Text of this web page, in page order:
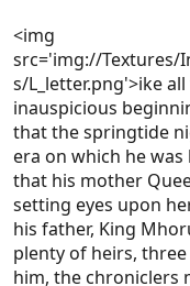
<img
src='img://Textures/
s/L_letter.png'>ike
inauspicious
that the springtide
era on which he
that his mother
setting eyes upon
his father, King
plenty of heirs,
him, the chroniclers